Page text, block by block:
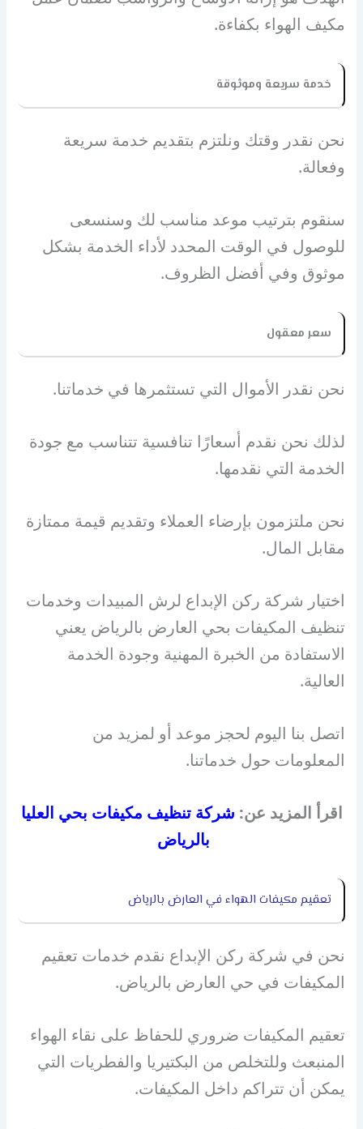
مكيف الهواء بكفاءة.
خدمة سريعة وموثوقة
نحن نقدر وقتك ونلتزم بتقديم خدمة سريعة
وفعالة.
سنقوم بترتيب موعد مناسب لك وسنسعى
للوصول في الوقت المحدد لأداء الخدمة بشكل
موثوق وفي أفضل الظروف.
سعر معقول
نحن نقدر الأموال التي تستثمرها في خدماتنا.
لذلك نحن نقدم أسعارًا تنافسية تتناسب مع جودة
الخدمة التي نقدمها.
نحن ملتزمون بإرضاء العملاء وتقديم قيمة ممتازة
مقابل المال.
اختيار شركة ركن الإبداع لرش المبيدات وخدمات
تنظيف المكيفات بحي العارض بالرياض يعني
الاستفادة من الخبرة المهنية وجودة الخدمة
العالية.
اتصل بنا اليوم لحجز موعد أو لمزيد من
المعلومات حول خدماتنا.
اقرأ المزيد عن: شركة تنظيف مكيفات بحي العليا
بالرياض
تعقيم مكيفات الهواء في العارض بالرياض
نحن في شركة ركن الإبداع نقدم خدمات تعقيم
المكيفات في حي العارض بالرياض.
تعقيم المكيفات ضروري للحفاظ على نقاء الهواء
المنبعث وللتخلص من البكتيريا والفطريات التي
يمكن أن تتراكم داخل المكيفات.